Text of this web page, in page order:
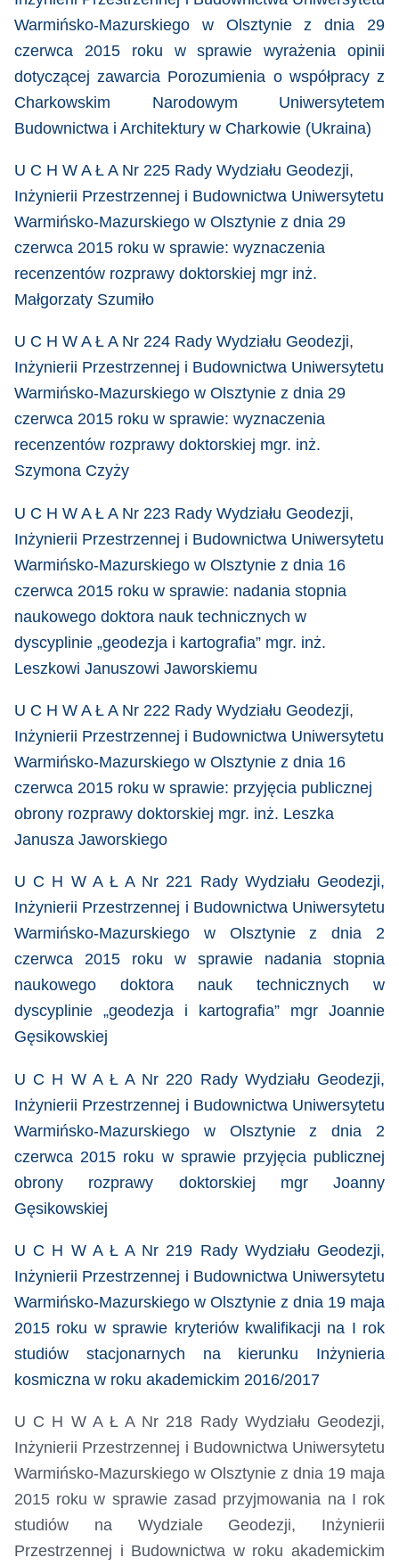
Warmińsko-Mazurskiego w Olsztynie z dnia 29
czerwca 2015 roku
w sprawie wyrażenia opinii
dotyczącej zawarcia Porozumienia o współpracy z
Charkowskim Narodowym Uniwersytetem
Budownictwa i Architektury w Charkowie (Ukraina)
U C H W A Ł A Nr 225 Rady Wydziału Geodezji,
Inżynierii Przestrzennej i Budownictwa Uniwersytetu
Warmińsko-Mazurskiego w Olsztynie z dnia 29
czerwca 2015 roku w sprawie: wyznaczenia
recenzentów rozprawy doktorskiej mgr inż.
Małgorzaty Szumiło
U C H W A Ł A Nr 224 Rady Wydziału Geodezji,
Inżynierii Przestrzennej i Budownictwa Uniwersytetu
Warmińsko-Mazurskiego w Olsztynie z dnia 29
czerwca 2015 roku w sprawie: wyznaczenia
recenzentów rozprawy doktorskiej mgr. inż.
Szymona Czyży
U C H W A Ł A Nr 223 Rady Wydziału Geodezji,
Inżynierii Przestrzennej i Budownictwa Uniwersytetu
Warmińsko-Mazurskiego w Olsztynie z dnia 16
czerwca 2015 roku w sprawie: nadania stopnia
naukowego doktora nauk technicznych w
dyscyplinie „geodezja i kartografia” mgr. inż.
Leszkowi Januszowi Jaworskiemu
U C H W A Ł A Nr 222 Rady Wydziału Geodezji,
Inżynierii Przestrzennej i Budownictwa Uniwersytetu
Warmińsko-Mazurskiego w Olsztynie z dnia 16
czerwca 2015 roku w sprawie: przyjęcia publicznej
obrony rozprawy doktorskiej mgr. inż. Leszka
Janusza Jaworskiego
U C H W A Ł A Nr 221 Rady Wydziału Geodezji,
Inżynierii Przestrzennej i Budownictwa Uniwersytetu
Warmińsko-Mazurskiego w Olsztynie z dnia 2
czerwca 2015 roku
w sprawie
nadania stopnia
naukowego doktora nauk technicznych w
dyscyplinie „geodezja i kartografia” mgr Joannie
Gęsikowskiej
U C H W A Ł A Nr 220 Rady Wydziału Geodezji,
Inżynierii Przestrzennej i Budownictwa Uniwersytetu
Warmińsko-Mazurskiego w Olsztynie z dnia 2
czerwca 2015 roku w sprawie przyjęcia publicznej
obrony rozprawy doktorskiej mgr Joanny
Gęsikowskiej
U C H W A Ł A Nr 219 Rady Wydziału Geodezji,
Inżynierii Przestrzennej i Budownictwa Uniwersytetu
Warmińsko-Mazurskiego w Olsztynie z dnia 19 maja
2015 roku w sprawie kryteriów kwalifikacji na I rok
studiów stacjonarnych na kierunku Inżynieria
kosmiczna w roku akademickim 2016/2017
U C H W A Ł A Nr 218 Rady Wydziału Geodezji,
Inżynierii Przestrzennej i Budownictwa Uniwersytetu
Warmińsko-Mazurskiego w Olsztynie z dnia 19 maja
2015 roku w sprawie zasad przyjmowania na I rok
studiów na Wydziale Geodezji, Inżynierii
Przestrzennej i Budownictwa w roku akademickim